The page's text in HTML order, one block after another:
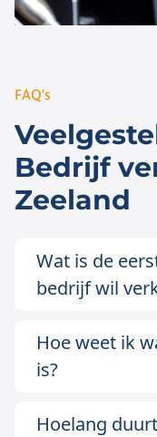
FAQ's
Bedrijf
Zeeland
Wat is de
bedrijf wil
Hoe weet ik
is?
Hoelang